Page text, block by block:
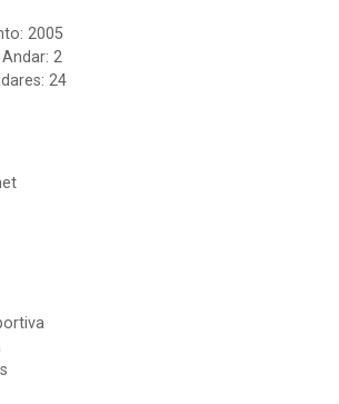
2005
2
24